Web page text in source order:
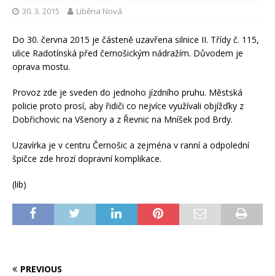
30. 3. 2015 Liběna Nová
Do 30. června 2015 je částeně uzavřena silnice II. Třídy č. 115,
ulice Radotínská před černošickým nádražím. Důvodem je
oprava mostu.
Provoz zde je sveden do jednoho jízdního pruhu. Městská
policie proto prosí, aby řidiči co nejvíce využívali objížďky z
Dobřichovic na Všenory a z Řevnic na Mníšek pod Brdy.
Uzavírka je v centru Černošic a zejména v ranní a odpolední
špičce zde hrozí dopravní komplikace.
(lib)
PREVIOUS